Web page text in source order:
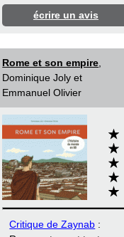
écrire un avis
Rome et son empire
Dominique Joly et
Emmanuel Olivier
Critique de Zaynab :